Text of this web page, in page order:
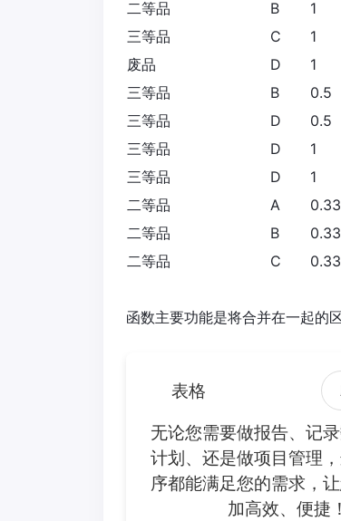
二等品 B
1
三等品
C
1
废品
D
1
三等品
B
0.5
三等品
D
0.5
三等品
D
1
三等品
D
1
二等品
A
二等品
B
二等品
C
函数主要功能是将合并在一起的
表格
无论您需要做报告、记
计划、还是做项目管理
序都能满足您的需求，
加高效、便捷！